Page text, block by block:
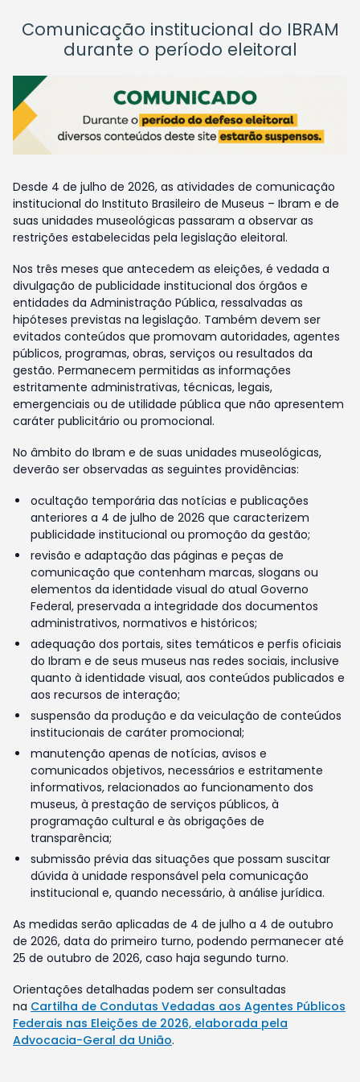
Comunicação institucional do IBRAM
durante o período eleitoral
Desde 4 de julho de 2026, as atividades de comunicação
institucional do Instituto Brasileiro de Museus – Ibram e de
suas unidades museológicas passaram a observar as
restrições estabelecidas pela legislação eleitoral.
Nos três meses que antecedem as eleições, é vedada a
divulgação de publicidade institucional dos órgãos e
entidades da Administração Pública, ressalvadas as
hipóteses previstas na legislação. Também devem ser
evitados conteúdos que promovam autoridades, agentes
públicos, programas, obras, serviços ou resultados da
gestão. Permanecem permitidas as informações
estritamente administrativas, técnicas, legais,
emergenciais ou de utilidade pública que não apresentem
caráter publicitário ou promocional.
No âmbito do Ibram e de suas unidades museológicas,
deverão ser observadas as seguintes providências:
ocultação temporária das notícias e publicações
anteriores a 4 de julho de 2026 que caracterizem
publicidade institucional ou promoção da gestão;
revisão e adaptação das páginas e peças de
comunicação que contenham marcas, slogans ou
elementos da identidade visual do atual Governo
Federal, preservada a integridade dos documentos
administrativos, normativos e históricos;
adequação dos portais, sites temáticos e perfis oficiais
do Ibram e de seus museus nas redes sociais, inclusive
quanto à identidade visual, aos conteúdos publicados e
aos recursos de interação;
suspensão da produção e da veiculação de conteúdos
institucionais de caráter promocional;
manutenção apenas de notícias, avisos e
comunicados objetivos, necessários e estritamente
informativos, relacionados ao funcionamento dos
museus, à prestação de serviços públicos, à
programação cultural e às obrigações de
transparência;
submissão prévia das situações que possam suscitar
dúvida à unidade responsável pela comunicação
institucional e, quando necessário, à análise jurídica.
As medidas serão aplicadas de 4 de julho a 4 de outubro
de 2026, data do primeiro turno, podendo permanecer até
25 de outubro de 2026, caso haja segundo turno.
Orientações detalhadas podem ser consultadas
na Cartilha de Condutas Vedadas aos Agentes Públicos
Federais nas Eleições de 2026, elaborada pela
Advocacia-Geral da União.